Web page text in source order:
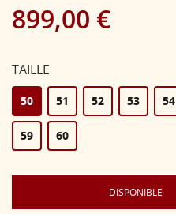
899,00 €
TAILLE
50 51 52 53 54
59 60
DISPONIBLE